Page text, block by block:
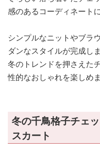
感のあるコーディネート
シンプルなニットやブラ
ダンなスタイルが完成しま
冬のトレンドを押さえた
性的なおしゃれを楽しめま
冬の千鳥格子チェ
スカート